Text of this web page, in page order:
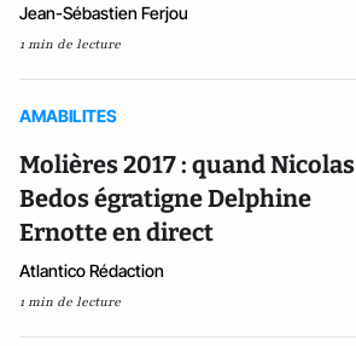
Jean-Sébastien Ferjou
1 min de lecture
AMABILITES
Molières 2017 : quand Nicolas
Bedos égratigne Delphine
Ernotte en direct
Atlantico Rédaction
1 min de lecture